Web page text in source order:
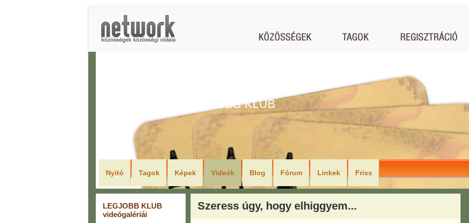
LEGJOBB KLUB
Nyitó Tagok Képek Videók Blog Fórum Linkek Friss
LEGJOBB KLUB
videógalériái
Szeress úgy, hogy elhiggyem...